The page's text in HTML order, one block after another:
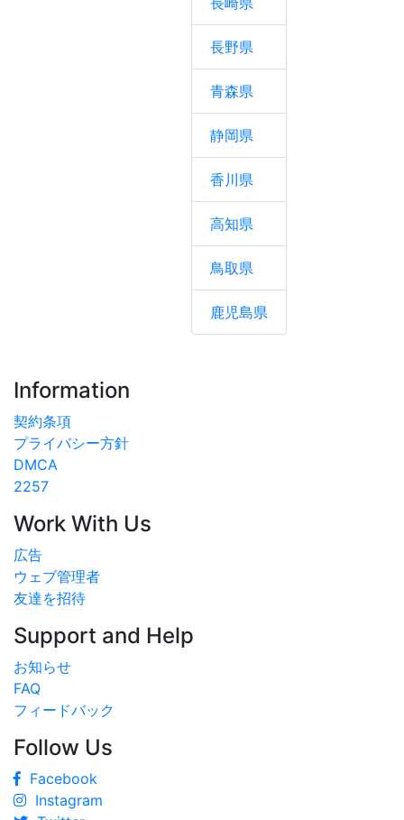
長野県
青森県
静岡県
香川県
高知県
鳥取県
鹿児島県
Information
契約条項
プライバシー方針
DMCA
2257
Work With Us
広告
ウェブ管理者
友達を招待
Support and Help
お知らせ
FAQ
フィードバック
Follow Us
Facebook
Instagram